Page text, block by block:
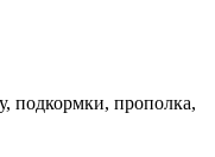
подкормки, прополка,